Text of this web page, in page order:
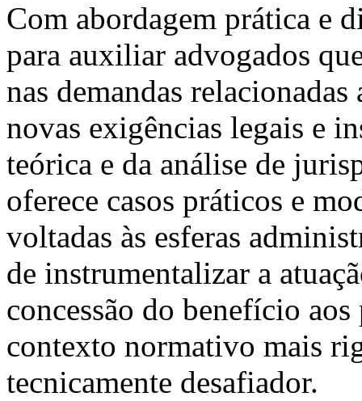
Com abordagem prática e
para auxiliar advogados
nas demandas
novas exigências legais e
teórica e da análise de
oferece casos práticos e
voltadas às esferas
de instrumentalizar a
concessão do benefício aos
contexto normativo mais
tecnicamente desafiador.